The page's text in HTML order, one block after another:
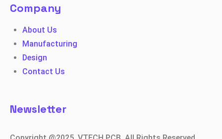
Company
About Us
Manufacturing
Design
Contact Us
Newsletter